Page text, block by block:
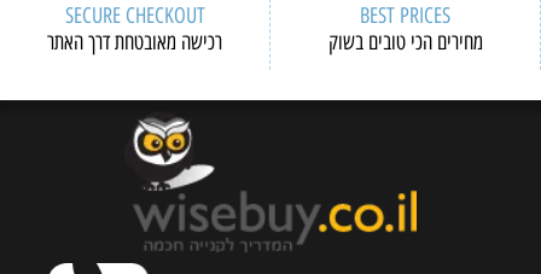
BEST PRICES
מחירים הכי טובים בשוק
SECURE CHECKOUT
רכישה מאובטחת דרך האתר